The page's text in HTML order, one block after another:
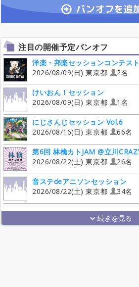
注目の開催予定バンオフ
洋楽・邦楽セッションコンテスト
2026/08/09(日) 東京都
2名
けいおん！セッション
2026/08/09(日) 東京都
1名
にじさんじセッション Vol.6
2026/08/16(日) 東京都
66名
第6回 林檎カトJAM @立川
2026/08/22(土) 東京都
26名
音ステdeアニソンセッション
2026/08/22(土) 東京都
34名